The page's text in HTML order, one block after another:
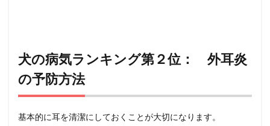
犬の病気ランキング第２位： 外耳炎
の予防方法
基本的に耳を清潔にしておくことが大切になります。